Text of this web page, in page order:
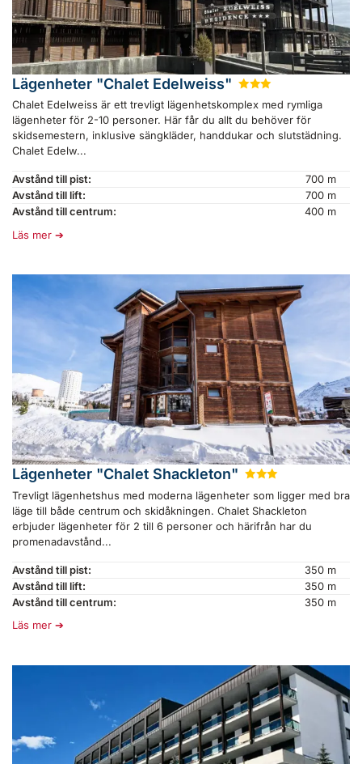
Lägenheter "Chalet Edelweiss" ★★
Chalet Edelweiss är ett trevligt lägenhetskomplex med rymliga
lägenheter för 2-10 personer. Här får du allt du behöver för
skidsemestern, inklusive sängkläder, handdukar och slutstädning.
Chalet Edelw...
Avstånd till pist:
700 m
Avstånd till lift:
700 m
Avstånd till centrum:
400 m
Läs mer
Lägenheter "Chalet Shackleton" ★★
Trevligt lägenhetshus med moderna lägenheter som ligger med bra
läge till både centrum och skidåkningen. Chalet Shackleton
erbjuder lägenheter för 2 till 6 personer och härifrån har du
promenadavstånd...
Avstånd till pist:
350 m
Avstånd till lift:
350 m
Avstånd till centrum:
350 m
Läs mer